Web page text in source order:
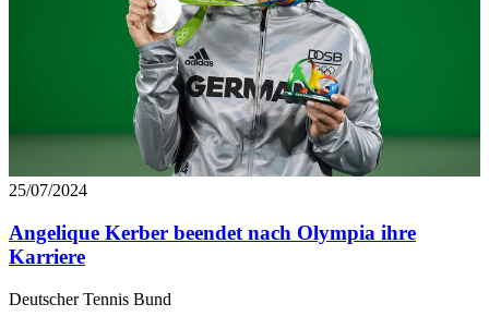
25/07/2024
Angelique Kerber beendet nach Olympia ihre
Karriere
Deutscher Tennis Bund